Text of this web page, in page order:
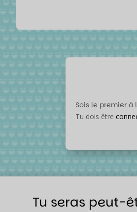
Sois le premier à
Tu dois être
Tu seras peut-